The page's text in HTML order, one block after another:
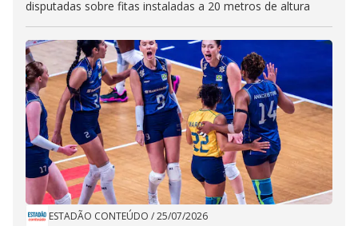
disputadas sobre fitas instaladas a 20 metros de altura
ESTADÃO CONTEÚDO /25/07/2026